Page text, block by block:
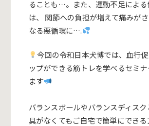
ることも…。また、運動不足によ
は、 関節への負担が増えて痛みが
なる悪循環に….
今回の令和日本犬博では、血行
ップができる筋トレを学べるセミ
ます
バランスボールやバランスディス
具がなくてもご自宅で簡単にでき